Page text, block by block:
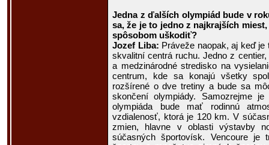
Jedna z ďalších olympiád bude v
sa, že je to jedno z najkrajších
spôsobom uškodiť?
Jozef Liba: Práveže naopak, aj keď
skvalitní centrá ruchu. Jedno z
a medzinárodné stredisko na
centrum, kde sa konajú všetky
rozšírené o dve tretiny a bude sa
skončení olympiády. Samozrejme
olympiáda bude mať rodinnú
vzdialenosť, ktorá je 120 km. V
zmien, hlavne v oblasti výstavby
súčasných športovísk. Vencoure je